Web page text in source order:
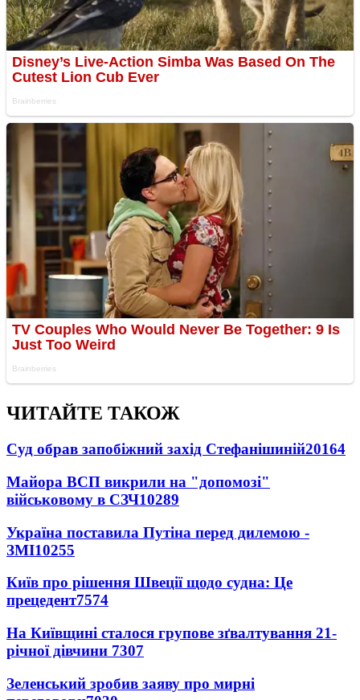
ЧИТАЙТЕ ТАКОЖ
Суд обрав запобіжний захід Стефанішиній20164
Майора ВСП викрили на "допомозі"
військовому в СЗЧ10289
Україна поставила Путіна перед дилемою -
ЗМІ10255
Київ про рішення Швеції щодо судна: Це
прецедент7574
На Київщині сталося групове зґвалтування 21-
річної дівчини 7307
Зеленський зробив заяву про мирні